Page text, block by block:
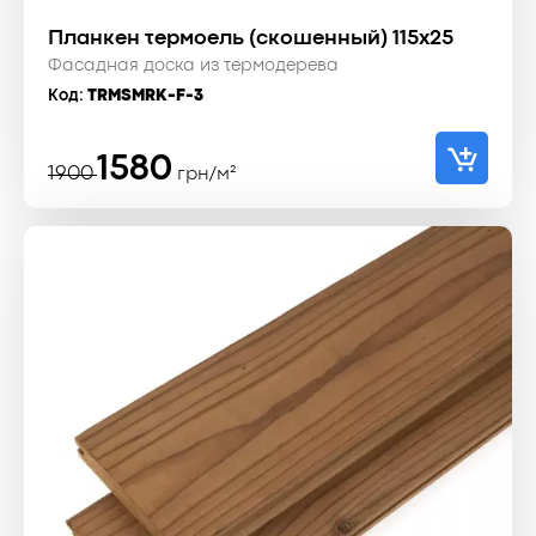
Планкен термоель (скошенный) 115x25
Фасадная доска из термодерева
Код: TRMSMRK-F-3
1900
Первоначальная
составляла
1580
Текущая
1580 ₴.
грн/м²